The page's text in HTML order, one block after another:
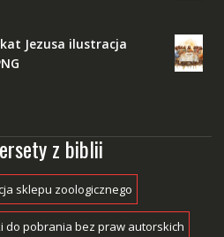
Jezusa ilustracja
z biblii
sklepu zoologicznego
do pobrania bez praw autorskich